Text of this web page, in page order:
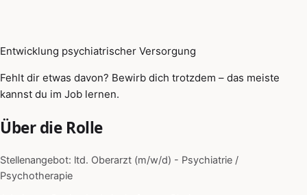
Entwicklung psychiatrischer Versorgung
Fehlt dir etwas davon? Bewirb dich trotzdem – das meiste
kannst du im Job lernen.
Über die Rolle
Stellenangebot: ltd. Oberarzt (m/w/d) - Psychiatrie /
Psychotherapie